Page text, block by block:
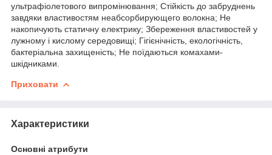
ультрафіолетового випромінювання; Стійкість до забруднень
завдяки властивостям неабсорбирующего волокна; Не
накопичують статичну електрику; Збереження властивостей у
лужному і кислому середовищі; Гігієнічність, екологічність,
бактеріальна захищеність; Не поїдаються комахами-
шкідниками.
Приховати
Характеристики
Основні атрибути